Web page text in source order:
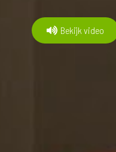
Bekijk video